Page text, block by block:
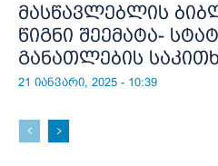
მასწავლებლის
წიგნი შეემატა-
განათლების
21 იანვარი, 2025 - 10:39